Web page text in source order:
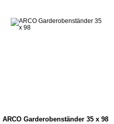
ARCO Garderobenständer 35 x 98